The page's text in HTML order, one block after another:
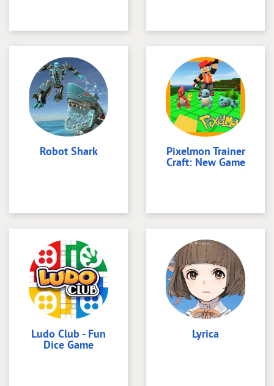
Robot Shark Pixelmon Trainer
Craft: New Game
Ludo Club - Fun
Dice Game
Lyrica